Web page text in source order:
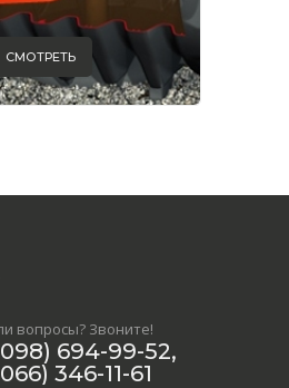
СМОТРЕТЬ
вопросы? Звоните!
694-99-52,
346-11-61